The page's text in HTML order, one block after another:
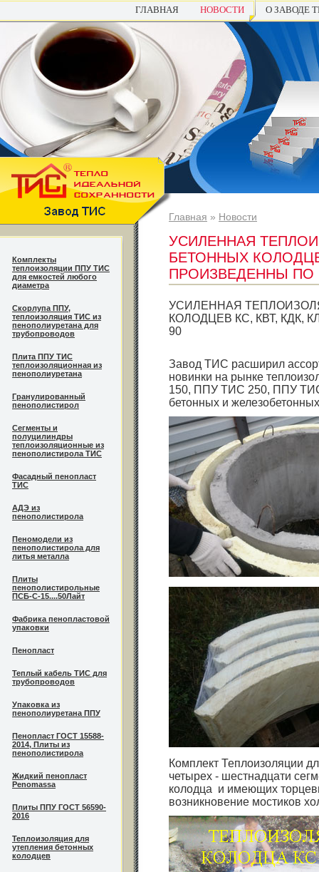
ГЛАВНАЯ НОВОСТИ О ЗАВОДЕ
Комплекты
теплоизоляции ППУ ТИС
для емкостей любого
диаметра
Cкорлупа ППУ,
теплоизоляция ТИС из
пенополиуретана для
трубопроводов
Плита ППУ ТИС
теплоизоляционная из
пенополиуретана
Гранулированный
пенополистирол
Сегменты и
полуцилиндры
теплоизоляционные из
пенополистирола ТИС
Фасадный пенопласт
ТИС
АДЭ из
пенополистирола
Пеномодели из
пенополистирола для
литья металла
Плиты
пенополистирольные
ПСБ-С-15....50Лайт
Фабрика пенопластовой
упаковки
Пенопласт
Теплый кабель ТИС для
трубопроводов
Упаковка из
пенополиуретана ППУ
Пенопласт ГОСТ 15588-
2014, Плиты из
пенополистирола
Жидкий пенопласт
Penomassa
Плиты ППУ ГОСТ 56590-
2016
Теплоизоляция для
утепления бетонных
колодцев
Главная » Новости
УСИЛЕННАЯ
БЕТОННЫХ
ПРОИЗВЕДЕННЫ ПО
УСИЛЕННАЯ
КОЛОДЦЕВ КС, КВТ, КДК,
90
Завод ТИС расширил
новинки на рынке
150, ППУ ТИС 250, ППУ ТИС
бетонных и
Комплект Теплоизоляции
четырех - шестнадцати
колодца и имеющих
возникновение мостиков